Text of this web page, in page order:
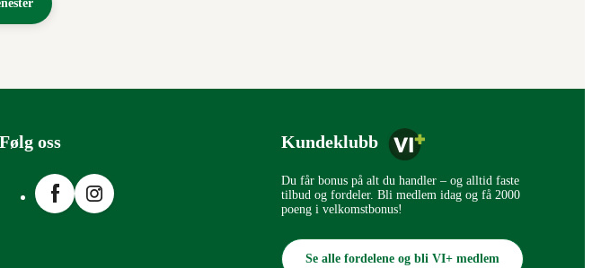
Følg oss
FacebookInstagram
Kundeklubb
Du får bonus på alt du handler – og alltid faste
tilbud og fordeler. Bli medlem idag og få 2000
poeng i velkomstbonus!
Se alle fordelene og bli VI+ medlem